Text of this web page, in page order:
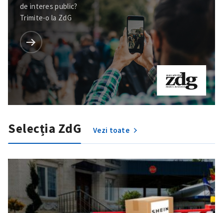
de interes public?
Trimite-o la ZdG
Selecția ZdG Vezi toate